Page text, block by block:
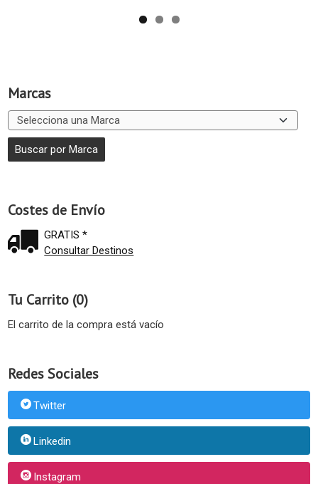
Marcas
Costes de Envío
GRATIS *
Consultar Destinos
Tu Carrito (0)
El carrito de la compra está vacío
Redes Sociales
Twitter
Linkedin
Instagram